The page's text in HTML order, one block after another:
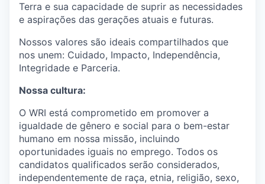
Terra e sua capacidade de suprir as necessidades
e aspirações das gerações atuais e futuras.
Nossos valores são ideais compartilhados que
nos unem: Cuidado, Impacto, Independência,
Integridade e Parceria.
Nossa cultura:
O WRI está comprometido em promover a
igualdade de gênero e social para o bem-estar
humano em nossa missão, incluindo
oportunidades iguais no emprego. Todos os
candidatos qualificados serão considerados,
independentemente de raça, etnia, religião, sexo,